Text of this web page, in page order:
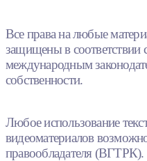
Все права на любые
защищены в соответствии
международным
собственности.
Любое использование
видеоматериалов
правообладателя (ВГТРК).